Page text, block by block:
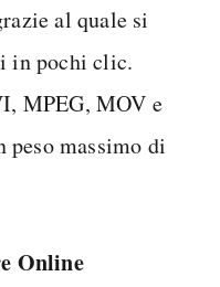
al quale si
in pochi clic.
MPEG, MOV e
massimo di
Online